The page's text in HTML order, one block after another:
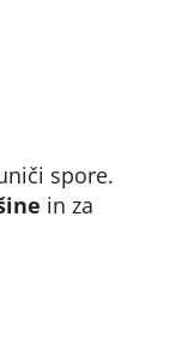
spore.
in za